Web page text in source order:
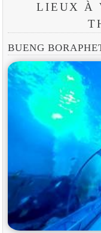
LIEUX À
BUENG